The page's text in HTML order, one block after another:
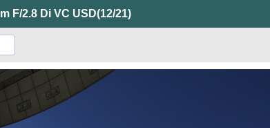
F/2.8 Di VC USD(12/21)